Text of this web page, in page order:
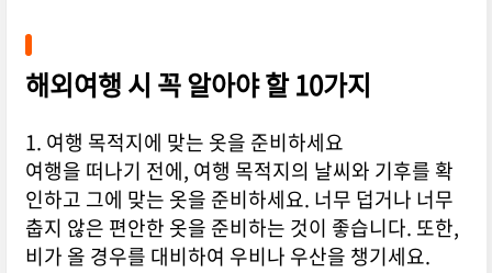
해외여행 시 꼭 알아야 할 10가지
1. 여행 목적지에 맞는 옷을 준비하세요
여행을 떠나기 전에, 여행 목적지의 날씨와 기후를 확
인하고 그에 맞는 옷을 준비하세요. 너무 덥거나 너무
춥지 않은 편안한 옷을 준비하는 것이 좋습니다. 또한,
비가 올 경우를 대비하여 우비나 우산을 챙기세요.